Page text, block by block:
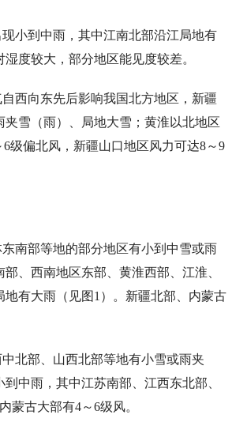
小到中雨，其中江南北部沿江局地有
度较大，部分地区能见度较差。
西向东先后影响我国北方地区，新疆
雪（雨）、局地大雪；黄淮以北地区
级偏北风，新疆山口地区风力可达8～9
南部等地的部分地区有小到中雪或雨
、西南地区东部、黄淮西部、江淮、
有大雨（见图1）。新疆北部、内蒙古
北部、山西北部等地有小雪或雨夹
中雨，其中江苏南部、江西东北部、
蒙古大部有4～6级风。